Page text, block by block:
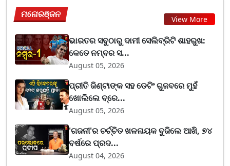
ମନୋରଞ୍ଜନ View More
ଭାରତର ସବୁଠାରୁ ଦାମୀ ସେଲିବ୍ରିଟି ଶାହରୁଖ:
କେତେ ନମ୍ବର ସ...
August 05, 2026
ପ୍ରୀତି ଜିଣ୍ଟାଙ୍କ ସହ ଡେଟିଂ ଗୁଜବରେ ମୁହଁ
ଖୋଲିଲେ ବ୍ରେ...
August 05, 2026
'ଗଜନୀ'ର ଚର୍ଚ୍ଚିତ ଖଳନାୟକ ବୁଜିଲେ ଆଖି, ୭୪
ବର୍ଷରେ ପ୍ରଦ...
August 04, 2026